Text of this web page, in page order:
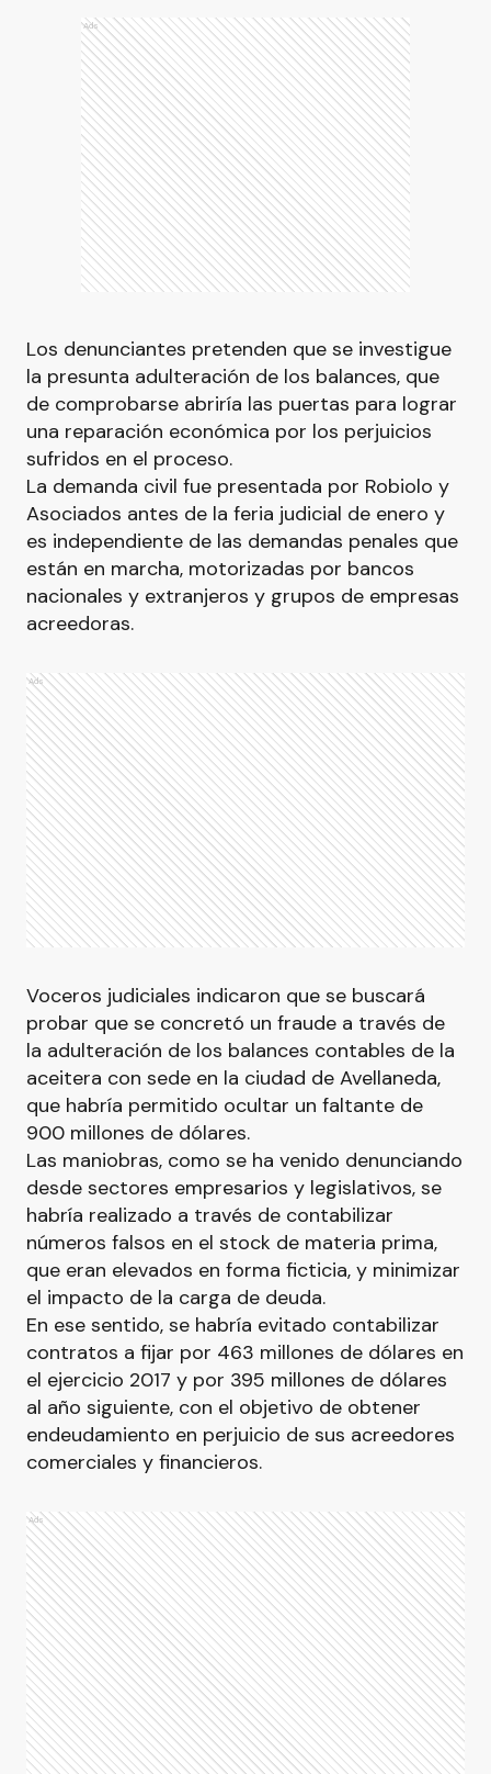
Ads
Los denunciantes pretenden que se investigue
la presunta adulteración de los balances, que
de comprobarse abriría las puertas para lograr
una reparación económica por los perjuicios
sufridos en el proceso.
La demanda civil fue presentada por Robiolo y
Asociados antes de la feria judicial de enero y
es independiente de las demandas penales que
están en marcha, motorizadas por bancos
nacionales y extranjeros y grupos de empresas
acreedoras.
Ads
Voceros judiciales indicaron que se buscará
probar que se concretó un fraude a través de
la adulteración de los balances contables de la
aceitera con sede en la ciudad de Avellaneda,
que habría permitido ocultar un faltante de
900 millones de dólares.
Las maniobras, como se ha venido denunciando
desde sectores empresarios y legislativos, se
habría realizado a través de contabilizar
números falsos en el stock de materia prima,
que eran elevados en forma ficticia, y minimizar
el impacto de la carga de deuda.
En ese sentido, se habría evitado contabilizar
contratos a fijar por 463 millones de dólares en
el ejercicio 2017 y por 395 millones de dólares
al año siguiente, con el objetivo de obtener
endeudamiento en perjuicio de sus acreedores
comerciales y financieros.
Ads